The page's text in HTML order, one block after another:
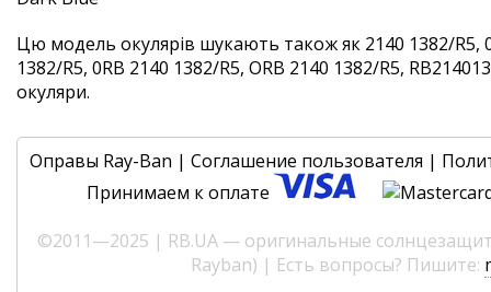
Цю модель окулярів шукають також як 2140 1382/R5,
1382/R5, 0RB 2140 1382/R5, ORB 2140 1382/R5,
окуляри.
Оправы Ray-Ban | Соглашение пользователя |
Принимаем к оплате
©2011—2025 | RB.UA — оригинальные
Rayban) | Есть вопросы? Пишите: